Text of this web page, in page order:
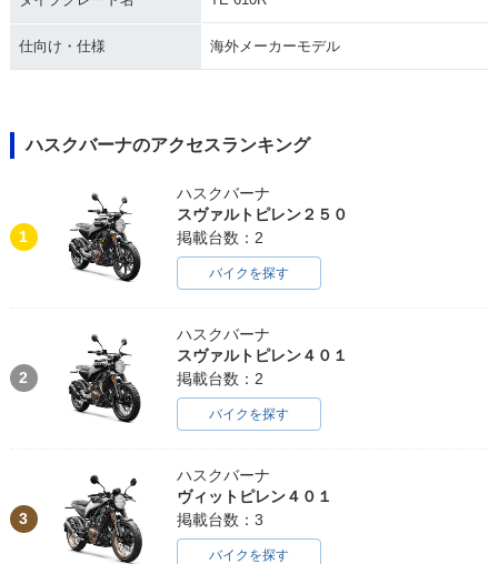
仕向け・仕様 海外メーカーモデル
ハスクバーナのアクセスランキング
1
ハスクバーナ
スヴァルトピレン２５０
掲載台数：2
バイクを探す
2
ハスクバーナ
スヴァルトピレン４０１
掲載台数：2
バイクを探す
3
ハスクバーナ
ヴィットピレン４０１
掲載台数：3
バイクを探す